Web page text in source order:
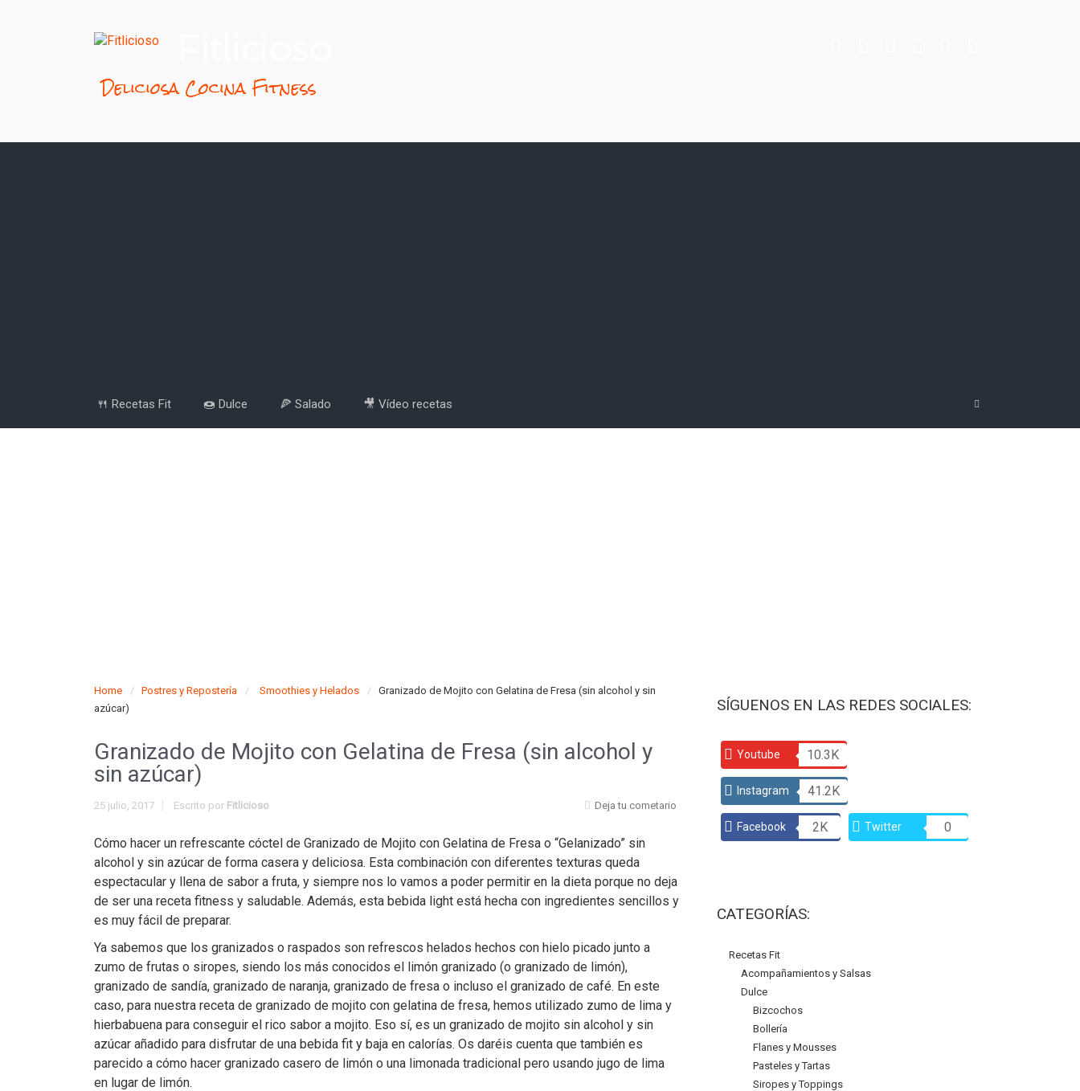
Deliciosa Cocina Fitness
🍴 Recetas Fit 🍩 Dulce 🍕 Salado 🎥 Vídeo recetas
Home Postres y Repostería Smoothies y Helados
Granizado de Mojito con Gelatina de Fresa (sin alcohol y sin
azúcar)
Granizado de Mojito con Gelatina de Fresa (sin alcohol y
sin azúcar)
25 julio, 2017 Deja tu cometario
Escrito por Fitlicioso
Cómo hacer un refrescante cóctel de Granizado de Mojito con Gelatina de Fresa o “Gelanizado” sin
alcohol y sin azúcar de forma casera y deliciosa. Esta combinación con diferentes texturas queda
espectacular y llena de sabor a fruta, y siempre nos lo vamos a poder permitir en la dieta porque no deja
de ser una receta fitness y saludable. Además, esta bebida light está hecha con ingredientes sencillos y
es muy fácil de preparar.
Ya sabemos que los granizados o raspados son refrescos helados hechos con hielo picado junto a
zumo de frutas o siropes, siendo los más conocidos el limón granizado (o granizado de limón),
granizado de sandía, granizado de naranja, granizado de fresa o incluso el granizado de café. En este
caso, para nuestra receta de granizado de mojito con gelatina de fresa, hemos utilizado zumo de lima y
hierbabuena para conseguir el rico sabor a mojito. Eso sí, es un granizado de mojito sin alcohol y sin
azúcar añadido para disfrutar de una bebida fit y baja en calorías. Os daréis cuenta que también es
parecido a cómo hacer granizado casero de limón o una limonada tradicional pero usando jugo de lima
en lugar de limón.
SÍGUENOS EN LAS REDES SOCIALES:
Youtube 10.3K
Instagram 41.2K
Facebook 2K Twitter 0
CATEGORÍAS:
Recetas Fit
Acompañamientos y Salsas
Dulce
Bizcochos
Bollería
Flanes y Mousses
Pasteles y Tartas
Siropes y Toppings